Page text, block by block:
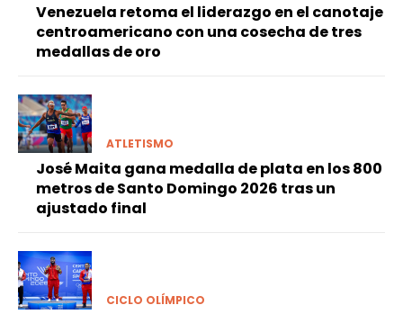
Venezuela retoma el liderazgo en el canotaje
centroamericano con una cosecha de tres
medallas de oro
ATLETISMO
José Maita gana medalla de plata en los 800
metros de Santo Domingo 2026 tras un
ajustado final
CICLO OLÍMPICO